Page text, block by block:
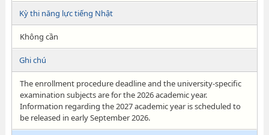
Kỳ thi năng lực tiếng Nhật
Không cần
Ghi chú
The enrollment procedure deadline and the university-specific
examination subjects are for the 2026 academic year.
Information regarding the 2027 academic year is scheduled to
be released in early September 2026.